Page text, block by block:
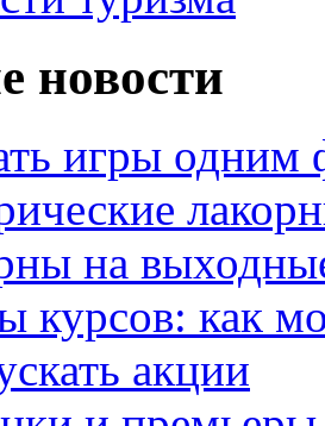
новости
игры одним
на
курсов: как
акции